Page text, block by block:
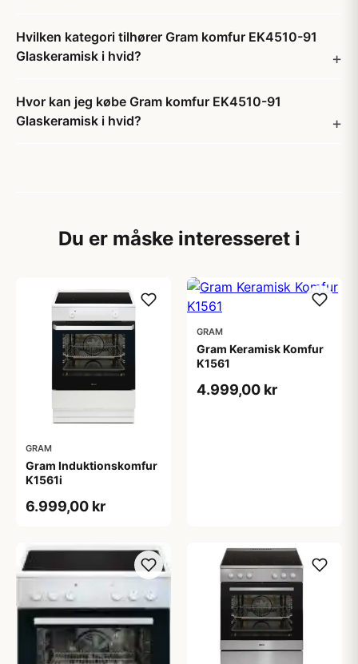
Hvilken kategori tilhører Gram komfur EK4510-91
Glaskeramisk i hvid?
Hvor kan jeg købe Gram komfur EK4510-91
Glaskeramisk i hvid?
Du er måske interesseret i
GRAM
Gram Induktionskomfur
K1561i
6.999,00 kr
GRAM
Gram Keramisk Komfur
K1561
4.999,00 kr